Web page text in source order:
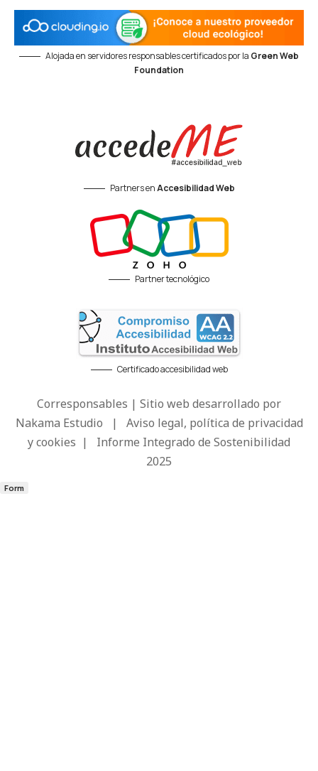
Alojada en servidores responsables certificados por la Green Web
Foundation
Partners enAccesibilidad Web
Partner tecnológico
Certificado accesibilidad web
Corresponsables | Sitio web desarrollado por
Nakama Estudio | Aviso legal, política de privacidad
y cookies | Informe Integrado de Sostenibilidad
2025
Form